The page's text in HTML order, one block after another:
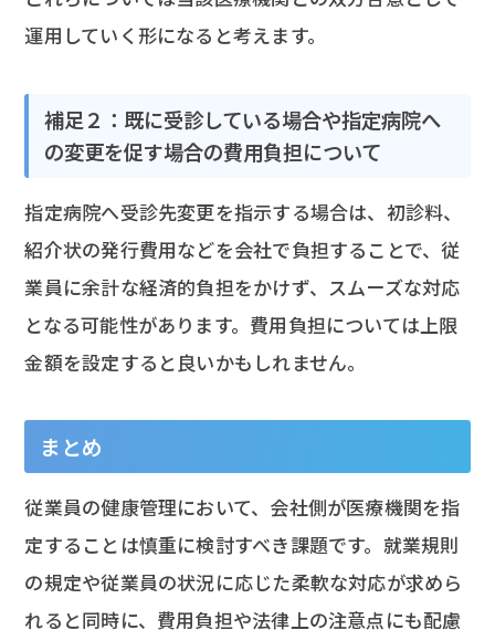
運用していく形になると考えます。
補足２：既に受診している場合や指定病院へ
の変更を促す場合の費用負担について
指定病院へ受診先変更を指示する場合は、初診料、
紹介状の発行費用などを会社で負担することで、従
業員に余計な経済的負担をかけず、スムーズな対応
となる可能性があります。費用負担については上限
金額を設定すると良いかもしれません。
まとめ
従業員の健康管理において、会社側が医療機関を指
定することは慎重に検討すべき課題です。就業規則
の規定や従業員の状況に応じた柔軟な対応が求めら
れると同時に、費用負担や法律上の注意点にも配慮